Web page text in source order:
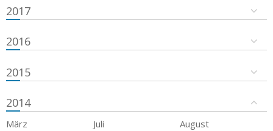
2017
2016
2015
2014
März Juli
August